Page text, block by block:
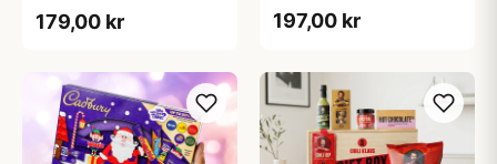
179,00 kr 197,00 kr